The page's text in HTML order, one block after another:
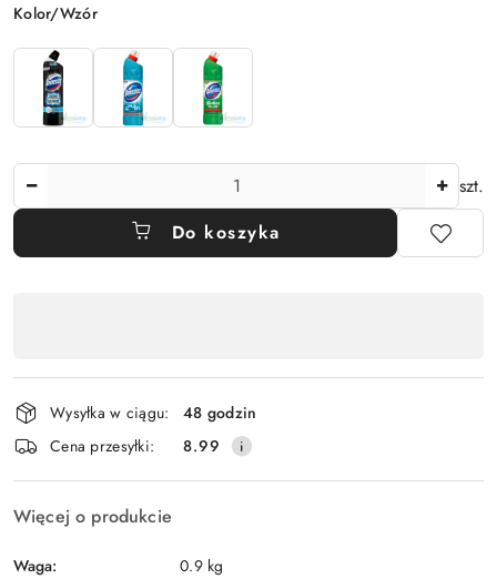
Wariant
Kolor/Wzór
szt.
Do koszyka
płatność
i
dostawa
Wysyłka w ciągu:
48 godzin
Cena przesyłki:
8.99
Więcej o produkcie
Waga: 0.9 kg